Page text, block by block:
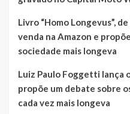
Livro “Homo Longevus”,
venda na Amazon e
sociedade mais longeva
Luiz Paulo Foggetti lança
propõe um debate sobre
cada vez mais longeva